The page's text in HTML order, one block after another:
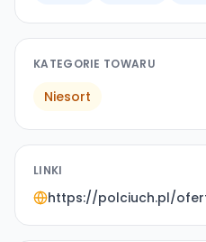
KATEGORIE TOWARU
Niesort
LINKI
https://polciuch.pl/